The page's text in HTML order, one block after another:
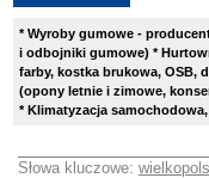
* Wyroby gumowe -
i odbojniki gumowe) *
farby, kostka brukowa, OSB,
(opony letnie i zimowe,
* Klimatyzacja
Słowa kluczowe: